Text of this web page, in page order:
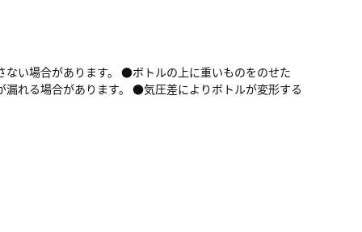
い場合があります。 ●ボトルの上に重いものをのせた
れる場合があります。 ●気圧差によりボトルが変形する